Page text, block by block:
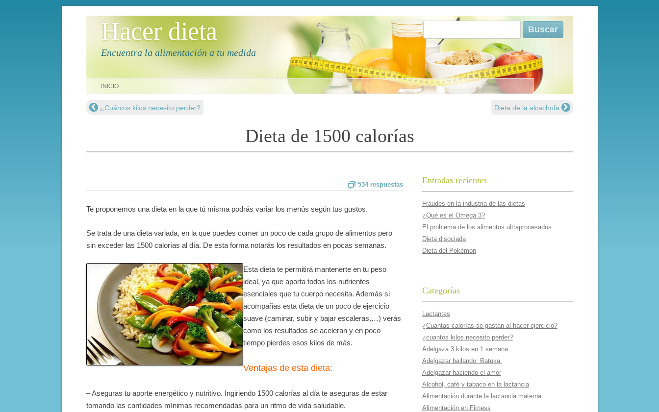
Hacer dieta
Encuentra la alimentación a tu medida
Buscar:
INICIO
Navegación de entradas
¿Cuántos kilos necesito perder? Dieta de la alcachofa
Dieta de 1500 calorí­as
534 respuestas
Te proponemos una dieta en la que tú misma podrás variar los menús según tus gustos.
Se trata de una dieta variada, en la que puedes comer un poco de cada grupo de alimentos pero
sin exceder las 1500 calorías al día. De esta forma notarás los resultados en pocas semanas.
Esta dieta te permitirá mantenerte en tu peso
ideal, ya que aporta todos los nutrientes
esenciales que tu cuerpo necesita. Además si
acompañas esta dieta de un poco de ejercicio
suave (caminar, subir y bajar escaleras,…) verás
como los resultados se aceleran y en poco
tiempo pierdes esos kilos de más.
Ventajas de esta dieta:
– Aseguras tu aporte energético y nutritivo. Ingiriendo 1500 calorías al día te aseguras de estar
tomando las cantidades mínimas recomendadas para un ritmo de vida saludable.
Entradas recientes
Fraudes en la industria de las dietas
¿Qué es el Omega 3?
El problema de los alimentos ultraprocesados
Dieta disociada
Dieta del Pokémon
Categorías
Lactantes
¿Cuantas calorí­as se gastan al hacer ejercicio?
¿cuantos kilos necesito perder?
Adelgaza 3 kilos en 1 semana
Adelgazar bailando: Batuka.
Adelgazar haciendo el amor
Alcohol, café y tabaco en la lactancia
Alimentación durante la lactancia materna
Alimentación en Fitness